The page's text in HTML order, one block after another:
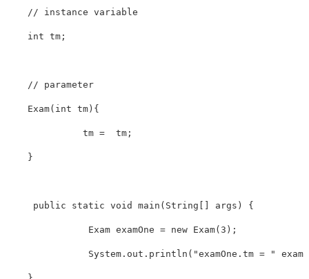
    // instance variable
    int tm;
    // parameter
    Exam(int tm){
              tm =  tm;
    }
     public static void main(String[] args) {
               Exam examOne = new Exam(3);
System.out.println("examOne.tm = "